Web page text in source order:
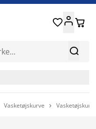

 
Vasketøjskurve  Vasketøjskurv